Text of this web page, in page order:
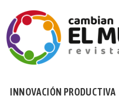
INNOVACIÓN PRODUCTIVA